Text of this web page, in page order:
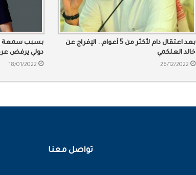
بعد اعتقال دام لأكثر من 5 أعوام.. الإفراج عن
خالد العلكمي
26/12/2022
بسبب سمعة
دولي يرفض
18/01/2022
تواصل معنا